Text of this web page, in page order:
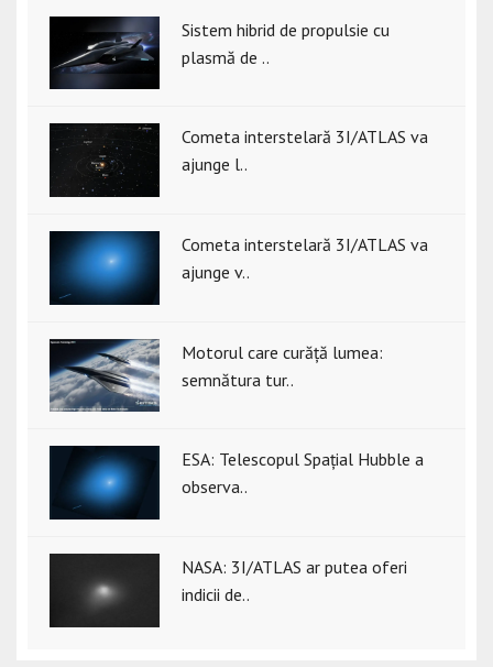
Sistem hibrid de propulsie cu
plasmă de ..
Cometa interstelară 3I/ATLAS va
ajunge l..
Cometa interstelară 3I/ATLAS va
ajunge v..
Motorul care curăță lumea:
semnătura tur..
ESA: Telescopul Spațial Hubble a
observa..
NASA: 3I/ATLAS ar putea oferi
indicii de..